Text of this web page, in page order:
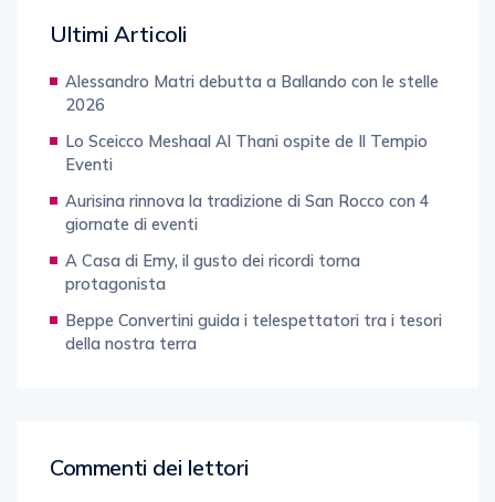
Ultimi Articoli
Alessandro Matri debutta a Ballando con le stelle
2026
Lo Sceicco Meshaal Al Thani ospite de Il Tempio
Eventi
Aurisina rinnova la tradizione di San Rocco con 4
giornate di eventi
A Casa di Emy, il gusto dei ricordi torna
protagonista
Beppe Convertini guida i telespettatori tra i tesori
della nostra terra
Commenti dei lettori